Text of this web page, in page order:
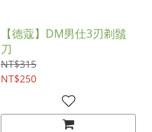
【德蔻】DM男仕3刃剃鬚
刀
NT$315
NT$250